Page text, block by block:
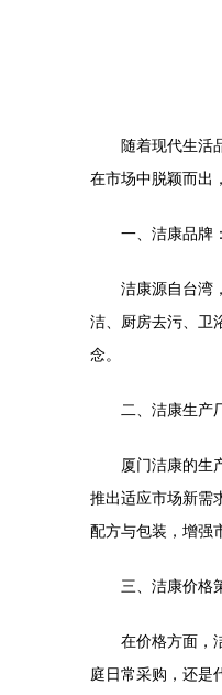
随着现代生活
在市场中脱颖而出
一、洁康品牌
洁康源自台湾
洁、厨房去污、卫
念。
二、洁康生产
厦门洁康的生
推出适应市场新需
配方与包装，增强
三、洁康价格
在价格方面，
庭日常采购，还是